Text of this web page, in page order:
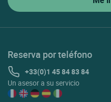
Reserva por teléfono
+33(0)1 45 84 83 84
Un asesor a su servicio